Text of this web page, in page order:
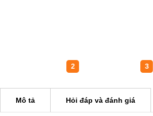
Mô tả Hỏi đáp và đánh giá